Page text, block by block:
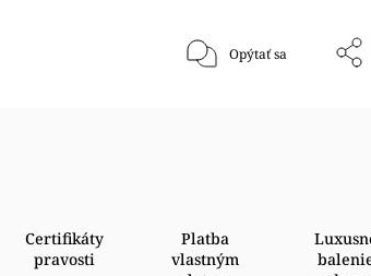
Opýtať sa
Certifikáty
pravosti
Platba
vlastným